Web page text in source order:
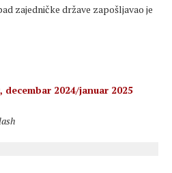
zajedničke države zapošljavao je
2024/januar 2025